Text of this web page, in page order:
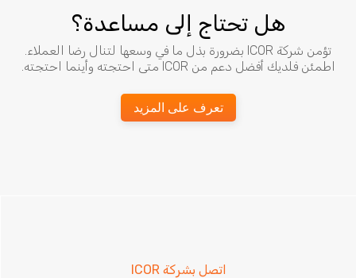
هل تحتاج إلى مساعدة؟
تؤمن شركة ICOR بضرورة بذل ما في وسعها لتنال رضا العملاء.
اطمئن فلديك أفضل دعم من ICOR متى احتجته وأينما احتجته.
تعرف على المزيد
اتصل بشركة ICOR